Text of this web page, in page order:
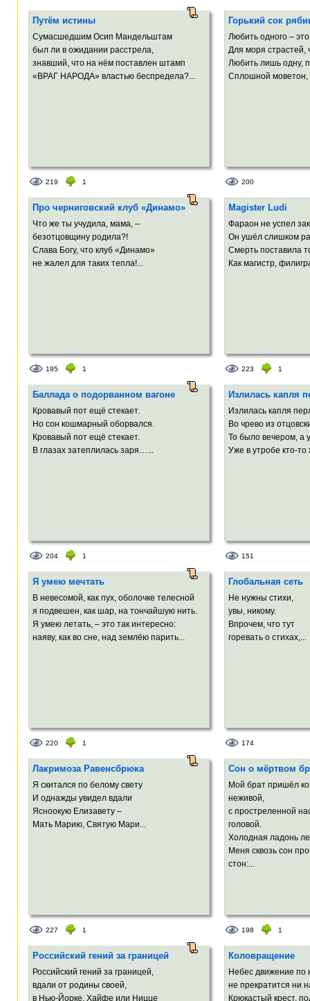
Путём истины
Сумасшедшим Осип Мандельштам
был ли в ожидании расстрела,
знавший, что на нём поставлен штамп
«ВРАГ НАРОДА» властью беспредела?...
219 1
Горький сок
Любить одного – это
Для моря
Любить лишь одну,
Сплошной моветон,
200
Про черниговский клуб «Динамо»
Что же ты учудила, мама, –
безотцовщину родила?!
Слава Богу, что клуб «Динамо»
не жалел для таких тепла!...
195 1
Magister Ludi
Фараон не успел
Он ушёл слишком
Смерть поставила
Как магистр,
223 1
Баллада о подорванном вагоне
Кровавый пот ещё стекает.
Но сон кошмарный оборвался.
Кровавый пот ещё стекает.
В глазах затеплилась заря…...
204 1
Излилась капля
Излилась капля
Во чрево из
То было вечером, а
Уже в утробе кто-то
151
Я умею мечтать
В невесомой, как пух, оболочке телесной
я подвешен, как шар, на тончайшую нить.
Я умею летать, – это так интересно:
наяву, как во сне, над землёю парить...
220 1
Глобальная сеть
Не нужны стихи,
увы, никому.
Впрочем, что тут
горевать о стихах,...
174
Лакримоза Равенсбрюка
Я скитался по белому свету
И однажды увидел вдали
Ясноокую Елизавету –
Мать Марию, Святую Maри...
227 1
Сон о мёртвом
Мой брат пришёл
неживой,
с простреленной
головой.
Холодная ладонь
Меня сквозь сон
стон:...
198 1
Российский гений за границей
Российский гений за границей,
вдали от родины своей,
в Нью-Йорке, Хайфе или Ницце
Коловращение
Небес движение по
не прекратится ни
Крюкастый крест,